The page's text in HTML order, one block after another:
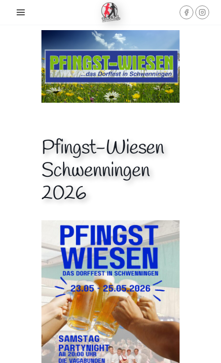
Pfingst-Wiesen
Schwenningen
2026